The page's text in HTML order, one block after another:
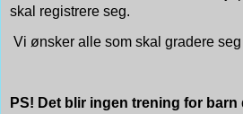
skal registrere seg.
Vi ønsker alle som skal gradere
PS! Det blir ingen trening for barn